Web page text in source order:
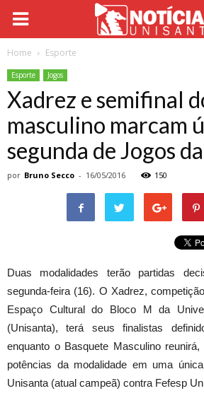
Home Esporte
Esporte Jogos
Xadrez e semifinal
masculino marcam
segunda de Jogos
por Bruno Secco - 16/05/2016 150
Duas modalidades terão partidas
segunda-feira (16). O Xadrez,
Espaço Cultural do Bloco M da
(Unisanta), terá seus finalistas
enquanto o Basquete Masculino
potências da modalidade em uma
Unisanta (atual campeã) contra Fefesp